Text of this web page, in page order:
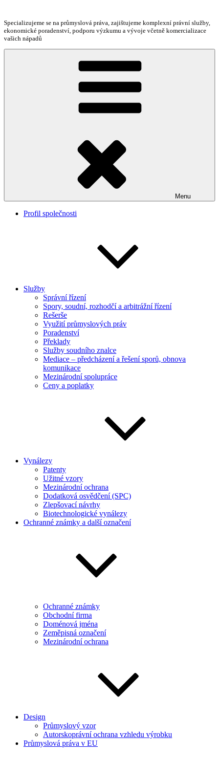
obsahu
webu
Specializujeme se na průmyslová práva, zajištujeme komplexní právní služby,
ekonomické poradenství, podporu výzkumu a vývoje včetně komercializace
vašich nápadů
Menu
Profil společnosti
Služby
Správní řízení
Spory, soudní, rozhodčí a arbitrážní řízení
Rešerše
Využití průmyslových práv
Poradenství
Překlady
Služby soudního znalce
Mediace – předcházení a řešení sporů, obnova
komunikace
Mezinárodní spolupráce
Ceny a poplatky
Vynálezy
Patenty
Užitné vzory
Mezinárodní ochrana
Dodatková osvědčení (SPC)
Zlepšovací návrhy
Biotechnologické vynálezy
Ochranné známky a další označení
Ochranné známky
Obchodní firma
Doménová jména
Zeměpisná označení
Mezinárodní ochrana
Design
Průmyslový vzor
Autorskoprávní ochrana vzhledu výrobku
Průmyslová práva v EU